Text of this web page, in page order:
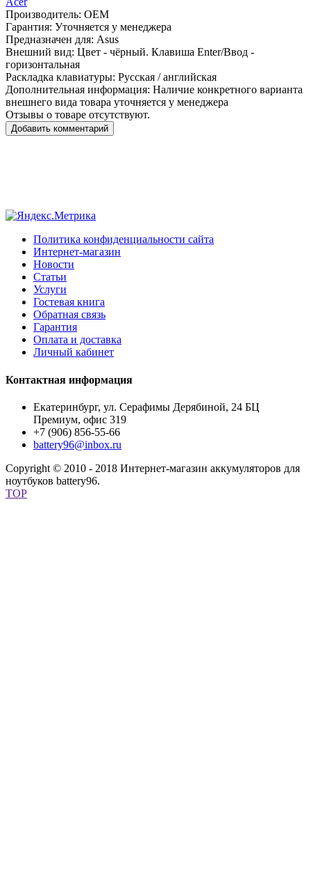
Производитель: OEM
Гарантия: Уточняется у менеджера
Предназначен для: Asus
Внешний вид: Цвет - чёрный. Клавиша Enter/Ввод -
горизонтальная
Раскладка клавиатуры: Русская / английская
Дополнительная информация: Наличие конкретного варианта
внешнего вида товара уточняется у менеджера
Отзывы о товаре отсутствуют.
Добавить комментарий
Политика конфиденциальности сайта
Интернет-магазин
Новости
Статьи
Услуги
Гостевая книга
Обратная связь
Гарантия
Оплата и доставка
Личный кабинет
Контактная информация
Екатеринбург, ул. Серафимы Дерябиной, 24 БЦ
Премиум, офис 319
+7 (906) 856-55-66
battery96@inbox.ru
Copyright © 2010 - 2018 Интернет-магазин аккумуляторов для
ноутбуков battery96.
TOP